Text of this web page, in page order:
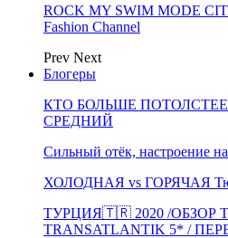
ROCK MY SWIM MODE
Fashion Channel
Prev Next
Блогеры
КТО БОЛЬШЕ
СРЕДНИЙ
Сильный отёк, настроение
ХОЛОДНАЯ vs ГОРЯЧАЯ
ТУРЦИЯ🇹🇷 2020 /ОБЗОР
TRANSATLANTIK 5* /